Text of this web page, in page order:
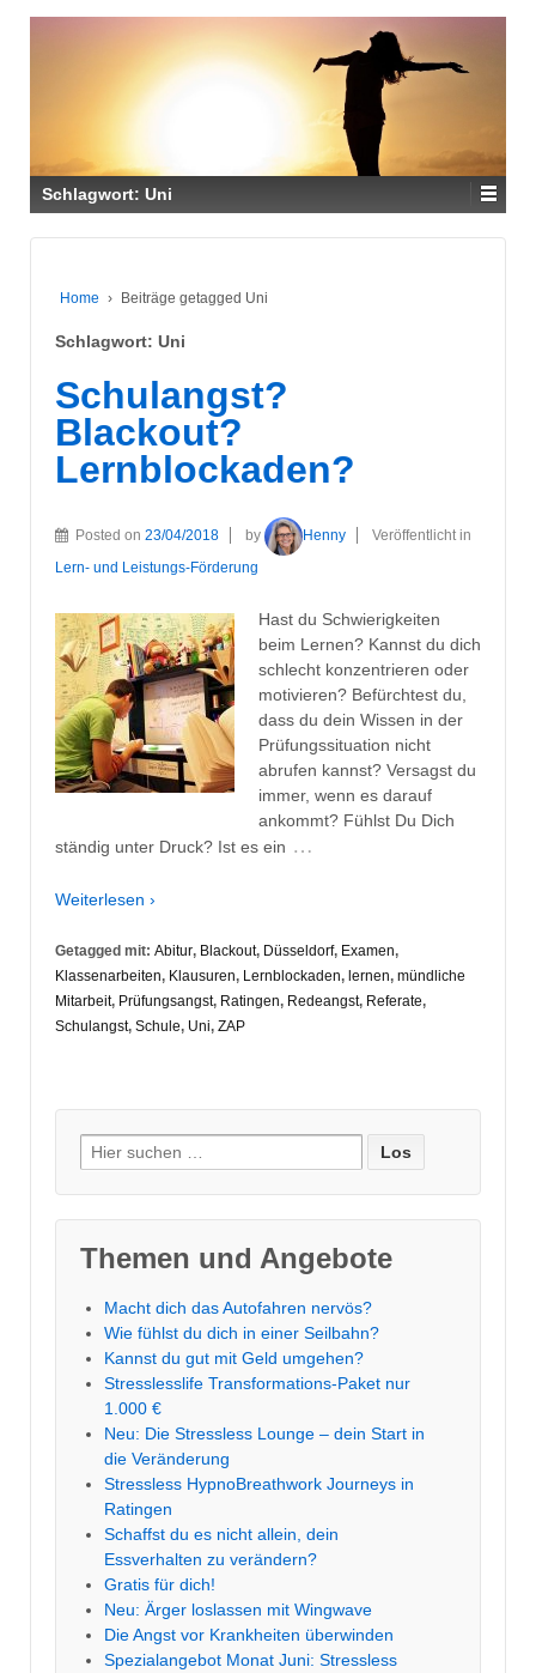
Schlagwort: Uni
Home › Beiträge getagged Uni
Schlagwort: Uni
Schulangst?
Blackout?
Lernblockaden?
Posted on 23/04/2018 by Henny
Veröffentlicht in
Lern- und Leistungs-Förderung
Hast du Schwierigkeiten
beim Lernen? Kannst du dich
schlecht konzentrieren oder
motivieren? Befürchtest du,
dass du dein Wissen in der
Prüfungssituation nicht
abrufen kannst? Versagst du
immer, wenn es darauf
ankommt? Fühlst Du Dich
ständig unter Druck? Ist es ein …
Weiterlesen ›
Getagged mit: Abitur, Blackout, Düsseldorf, Examen,
Klassenarbeiten, Klausuren, Lernblockaden, lernen, mündliche
Mitarbeit, Prüfungsangst, Ratingen, Redeangst, Referate,
Schulangst, Schule, Uni, ZAP
Suche
nach:
Themen und Angebote
Macht dich das Autofahren nervös?
Wie fühlst du dich in einer Seilbahn?
Kannst du gut mit Geld umgehen?
Stresslesslife Transformations-Paket nur
1.000 €
Neu: Die Stressless Lounge – dein Start in
die Veränderung
Stressless HypnoBreathwork Journeys in
Ratingen
Schaffst du es nicht allein, dein
Essverhalten zu verändern?
Gratis für dich!
Neu: Ärger loslassen mit Wingwave
Die Angst vor Krankheiten überwinden
Spezialangebot Monat Juni: Stressless